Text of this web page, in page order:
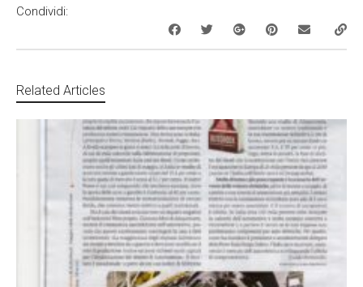
Condividi:
Related Articles